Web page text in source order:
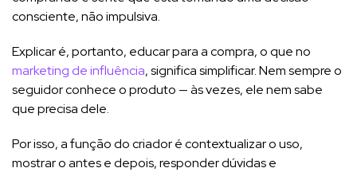
consciente, não impulsiva.
Explicar é, portanto, educar para a compra, o que no
marketing de influência, significa simplificar. Nem sempre o
seguidor conhece o produto — às vezes, ele nem sabe
que precisa dele.
Por isso, a função do criador é contextualizar o uso,
mostrar o antes e depois, responder dúvidas e